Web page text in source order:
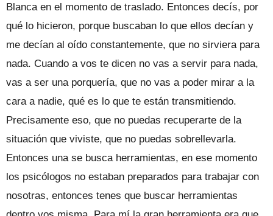
Blanca en el momento de traslado. Entonces decís, por
qué lo hicieron, porque buscaban lo que ellos decían y
me decían al oído constantemente, que no sirviera para
nada. Cuando a vos te dicen no vas a servir para nada,
vas a ser una porquería, que no vas a poder mirar a la
cara a nadie, qué es lo que te están transmitiendo.
Precisamente eso, que no puedas recuperarte de la
situación que viviste, que no puedas sobrellevarla.
Entonces una se busca herramientas, en ese momento
los psicólogos no estaban preparados para trabajar con
nosotras, entonces tenes que buscar herramientas